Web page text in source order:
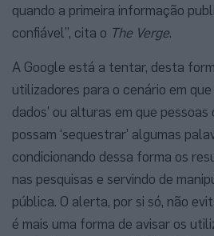
quando a primeira informação
confiável”, cita o The Verge.
A Google está a tentar, desta
utilizadores para o cenário em que
dados’ ou alturas em que
possam ‘sequestrar’ algumas
condicionando dessa forma os
nas pesquisas e servindo de
pública. O alerta, por si só, não
é mais uma forma de avisar os